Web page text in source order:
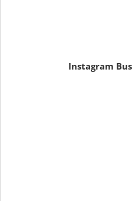
Instagram